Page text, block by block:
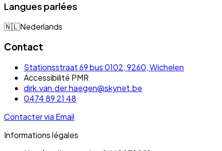
Langues parlées
🇳🇱Nederlands
Contact
Stationsstraat 69 bus 0102, 9260, Wichelen
Accessibilité PMR
dirk.van.der.haegen@skynet.be
0474 89 21 48
Contacter via Email
Informations légales